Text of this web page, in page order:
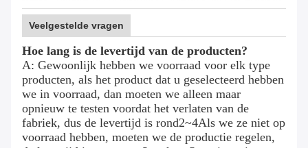
Veelgestelde vragen
Hoe lang is de levertijd van de producten?
A: Gewoonlijk hebben we voorraad voor elk type
producten, als het product dat u geselecteerd hebben
we in voorraad, dan moeten we alleen maar
opnieuw te testen voordat het verlaten van de
fabriek, dus de levertijd is rond2~4Als we ze niet op
voorraad hebben, moeten we de productie regelen,